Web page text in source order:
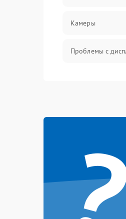
Камеры
Проблемы с
аккумулятором